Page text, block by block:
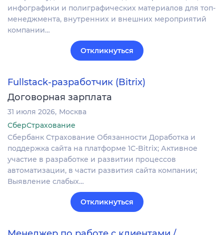
инфографики и полиграфических материалов для топ-
менеджмента, внутренних и внешних мероприятий
компании…
Откликнуться
Fullstack-разработчик (Bitrix)
Договорная зарплата
31 июля 2026 Москва
СберСтрахование
Сбербанк Страхование Обязанности Доработка и
поддержка сайта на платформе 1C-Bitrix; Активное
участие в разработке и развитии процессов
автоматизации, в части развития сайта компании;
Выявление слабых…
Откликнуться